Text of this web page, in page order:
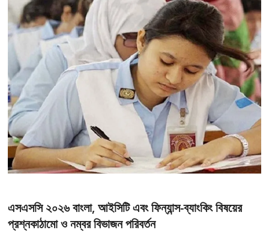
এসএসসি ২০২৬ বাংলা, আইসিটি এবং ফিন্যান্স-ব্যাংকিং বিষয়ের
প্রশ্নকাঠামো ও নম্বর বিভাজন পরিবর্তন